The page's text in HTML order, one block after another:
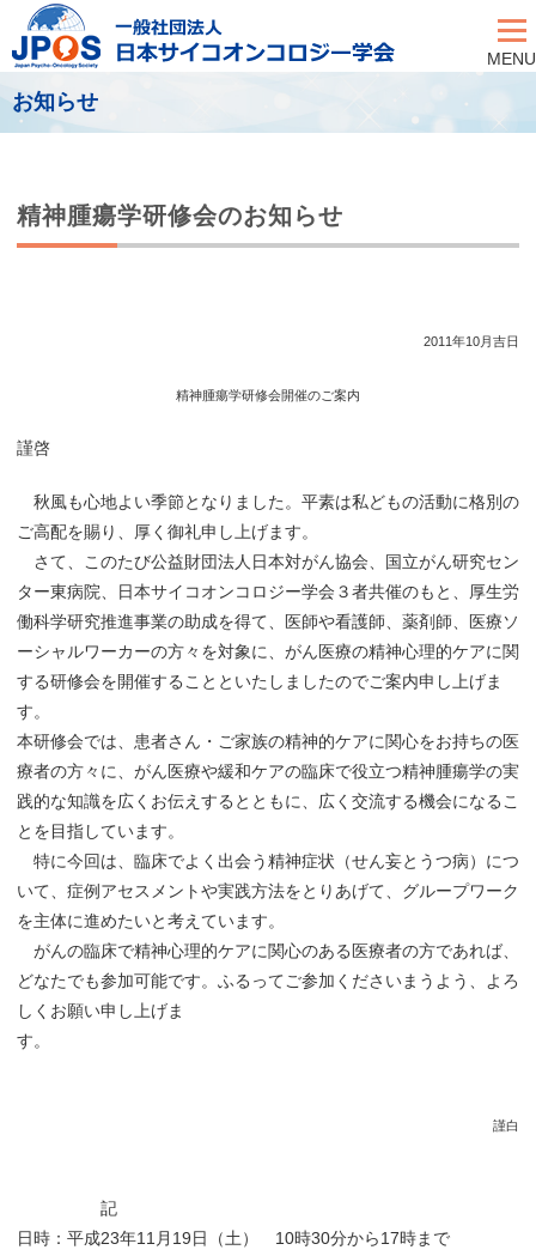
MENU
お知らせ
精神腫瘍学研修会のお知らせ
2011年10月吉日
精神腫瘍学研修会開催のご案内
謹啓
秋風も心地よい季節となりました。平素は私どもの活動に格別の
ご高配を賜り、厚く御礼申し上げます。
さて、このたび公益財団法人日本対がん協会、国立がん研究セン
ター東病院、日本サイコオンコロジー学会３者共催のもと、厚生労
働科学研究推進事業の助成を得て、医師や看護師、薬剤師、医療ソ
ーシャルワーカーの方々を対象に、がん医療の精神心理的ケアに関
する研修会を開催することといたしましたのでご案内申し上げま
す。
本研修会では、患者さん・ご家族の精神的ケアに関心をお持ちの医
療者の方々に、がん医療や緩和ケアの臨床で役立つ精神腫瘍学の実
践的な知識を広くお伝えするとともに、広く交流する機会になるこ
とを目指しています。
特に今回は、臨床でよく出会う精神症状（せん妄とうつ病）につ
いて、症例アセスメントや実践方法をとりあげて、グループワーク
を主体に進めたいと考えています。
がんの臨床で精神心理的ケアに関心のある医療者の方であれば、
どなたでも参加可能です。ふるってご参加くださいまうよう、よろ
しくお願い申し上げま
す。
謹白
記
日時：平成23年11月19日（土） 10時30分から17時まで